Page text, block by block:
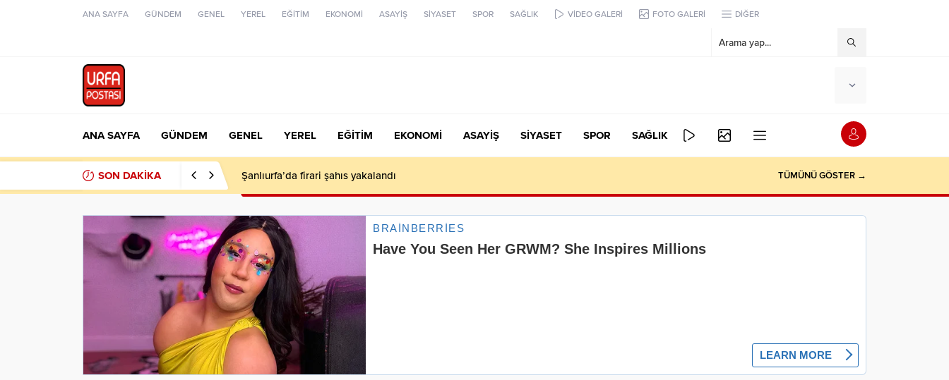
ANA SAYFA GÜNDEM GENEL YEREL EĞİTİM EKONOMİ ASAYİŞ SİYASET SPOR SAĞLIK VİDEO GALERİ FOTO GALERİ DİĞER
ANA SAYFA GÜNDEM GENEL YEREL EĞİTİM EKONOMİ ASAYİŞ SİYASET SPOR SAĞLIK
SON DAKİKA Şanlıurfa’da firari şahıs yakalandı TÜMÜNÜ GÖSTER →